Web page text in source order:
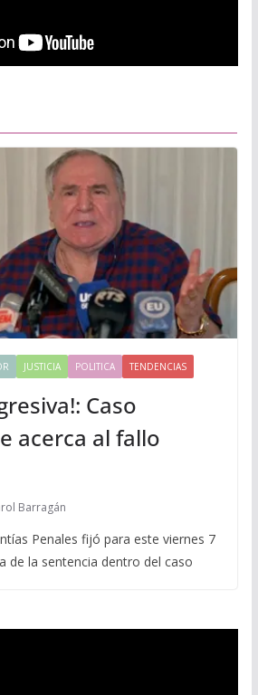
JUSTICIA POLITICA TENDENCIAS
Caso
acerca al fallo
Barragán
Penales fijó para este viernes 7
de la sentencia dentro del caso